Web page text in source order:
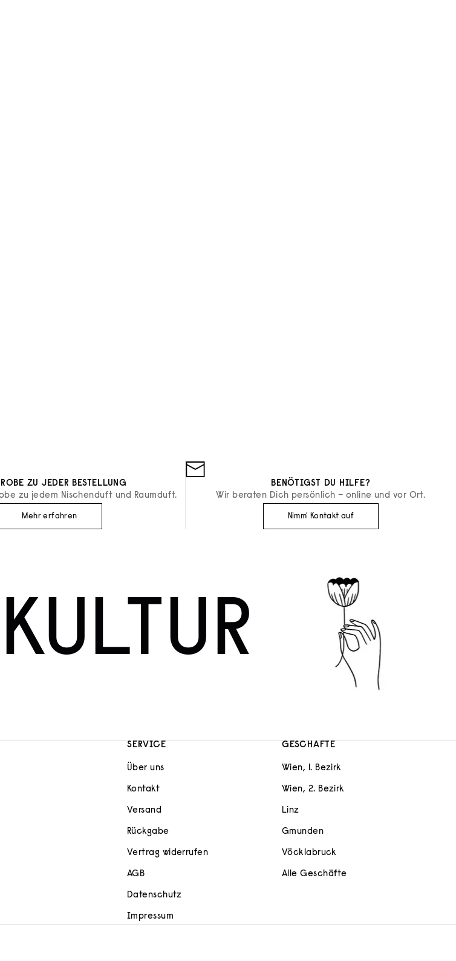
ZU JEDER BESTELLUNG
zu jedem Nischenduft und Raumduft.
Mehr erfahren
BENÖTIGST DU HILFE?
Wir beraten Dich persönlich – online und vor Ort.
Nimm' Kontakt auf
SERVICE
Über uns
Kontakt
Versand
Rückgabe
Vertrag widerrufen
AGB
Datenschutz
Impressum
GESCHÄFTE
Wien, 1. Bezirk
Wien, 2. Bezirk
Linz
Gmunden
Vöcklabruck
Alle Geschäfte